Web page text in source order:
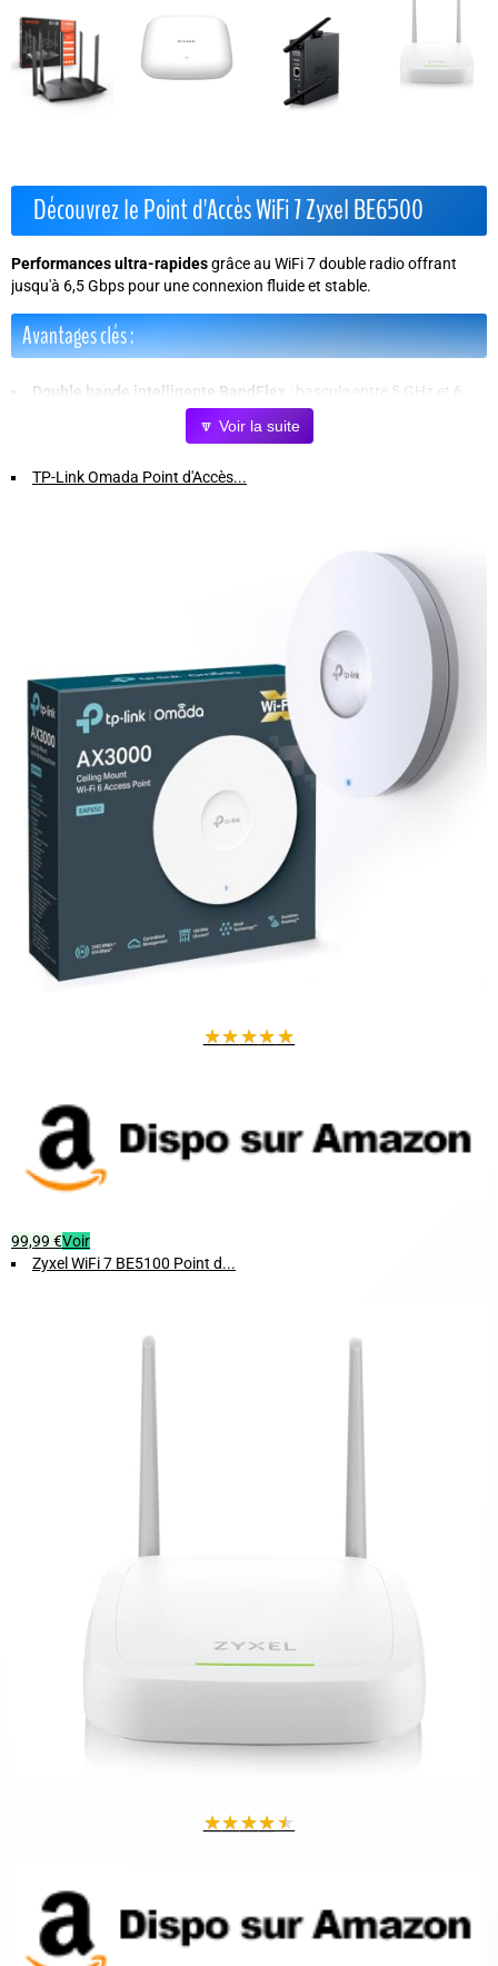
Découvrez le Point d'Accès WiFi 7 Zyxel BE6500
Performances ultra-rapidesgrâce au WiFi 7 double radio offrant
jusqu'à 6,5 Gbps pour une connexion fluide et stable.
Avantages clés :
Double bande intelligente BandFlex : bascule entre 5 GHz et 6
GHz pour une couverture optimale et évolutive.
via Nebula Cloud, application mobile ou accès
Sécurité renforcéegrâce au VLAN tagging, pour segmenter et
Idéal pour les entreprises et les foyers connectés exigeants, ce point
d'accès offre une expérience réseau performante et sécurisée avec
une gestion adaptée à tous les niveaux.
Caractéristiques techniques :
Fréquences : 2,4 GHz (2x2:2) et 5/6 GHz (4x4:2)
Norme : WiFi 7
Vitesse maximale : 6,5 Gbps
Gestion cloud Nebula avec IA intégrée
Dimension : Point d'accès double radio BE6500
Date de sortie : Février 2025
Optez pour un réseau rapide, sécurisé et facile à gérer avec le Zyxel
BE6500.
🔽 Voir la suite
TP-Link Omada Point d'Accès...
★★★★★
99,99 €Voir
Zyxel WiFi 7 BE5100 Point d...
★★★★★